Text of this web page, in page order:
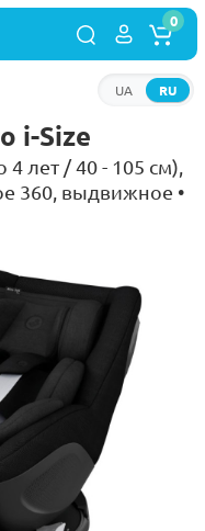
RU
UA
0
i-Size
лет / 40 - 105 см),
360, выдвижное •